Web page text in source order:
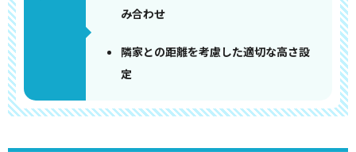
み合わせ
隣家との距離を考慮した適切な高さ設
定